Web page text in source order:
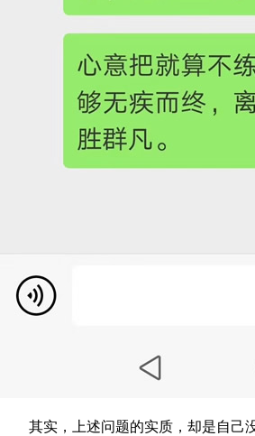
其实，上述问题的实质，却是自己没